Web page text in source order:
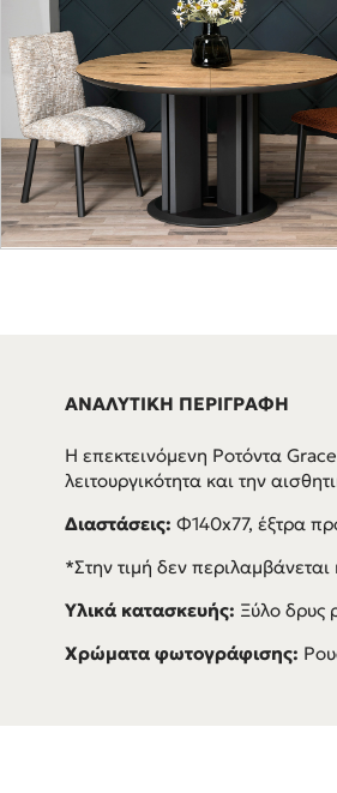
ΑΝΑΛΥΤΙΚΗ ΠΕΡΙΓΡΑΦΗ
Η επεκτεινόμενη Ροτόντα
λειτουργικότητα και την
Διαστάσεις: Φ140x77, έξτρα
*Στην τιμή δεν
Υλικά κατασκευής: Ξύλο δρυς
Χρώματα φωτογράφισης: